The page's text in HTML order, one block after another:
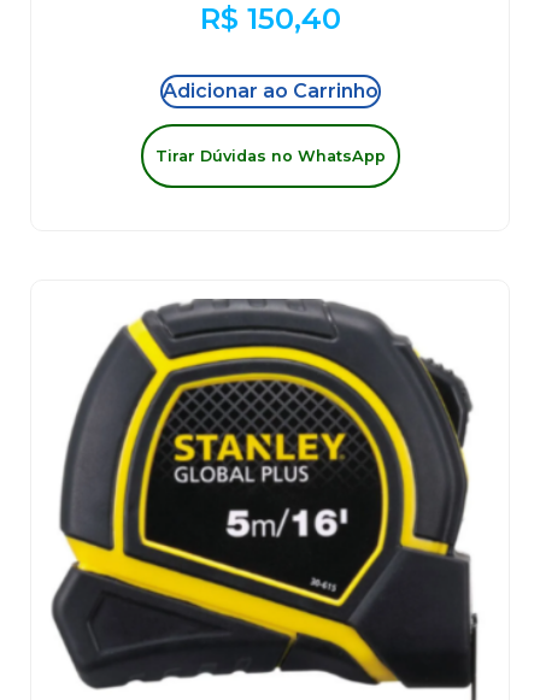
R$ 150,40
Adicionar ao Carrinho
Tirar Dúvidas no WhatsApp